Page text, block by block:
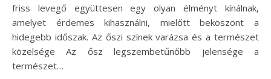
friss levegő együttesen egy olyan élményt kínálnak,
amelyet érdemes kihasználni, mielőtt beköszönt a
hidegebb időszak. Az őszi színek varázsa és a természet
közelsége Az ősz legszembetűnőbb jelensége a
természet…